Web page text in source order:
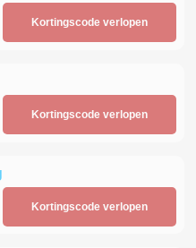
Kortingscode verlopen
Kortingscode verlopen
Kortingscode verlopen